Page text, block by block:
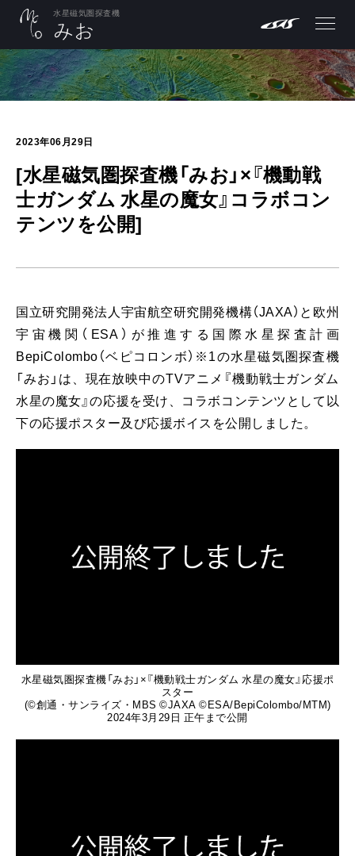
水星磁気圏探査機
[水星磁気圏探査機「みお」×『機動戦
士ガンダム 水星の魔女』コラボコン
テンツを公開]
2023年06月29日
国立研究開発法人宇宙航空研究開発機構（JAXA）と欧州
宇宙機関（ESA）が推進する国際水星探査計画
BepiColombo（ベピコロンボ）※1の水星磁気圏探査機
「みお」は、現在放映中のTVアニメ『機動戦士ガンダム
水星の魔女』の応援を受け、コラボコンテンツとして以
下の応援ポスター及び応援ボイスを公開しました。
水星磁気圏探査機「みお」×『機動戦士ガンダム 水星の魔女』応援ポ
スター
(©創通・サンライズ・MBS ©JAXA ©ESA/BepiColombo/MTM)
2024年3月29日 正午まで公開